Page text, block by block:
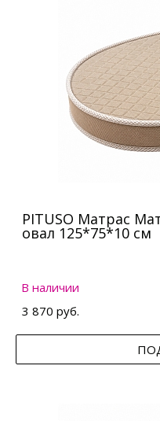
PITUSO Матрас
овал 125*75*10 см
В наличии
3 870 руб.